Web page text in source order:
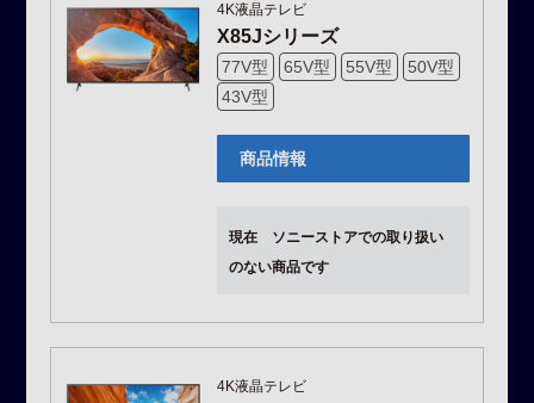
4K液晶テレビ
X85Jシリーズ
77V型 65V型 55V型
50V型
43V型
商品情報
現在 ソニーストアでの取り扱い
のない商品です
4K液晶テレビ